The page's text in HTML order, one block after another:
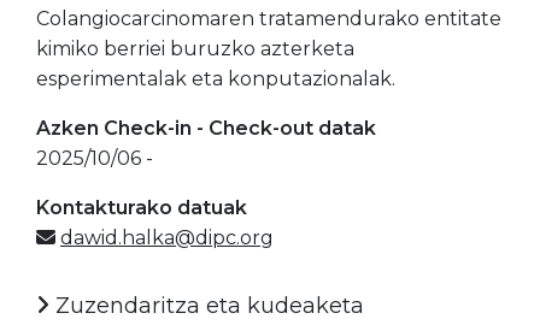
Colangiocarcinomaren tratamendurako entitate
kimiko berriei buruzko azterketa
esperimentalak eta konputazionalak.
Azken Check-in - Check-out datak
2025/10/06 -
Kontakturako datuak
dawid.halka@dipc.org
Zuzendaritza eta kudeaketa